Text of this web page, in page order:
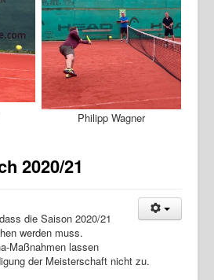
Philipp Wagner
2020/21
die Saison 2020/21
werden muss.
Maßnahmen lassen
der Meisterschaft nicht zu.